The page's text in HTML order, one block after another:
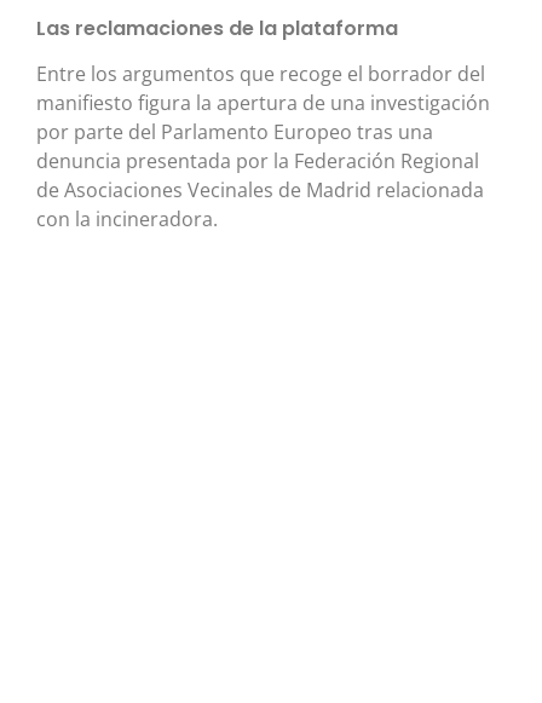
Las reclamaciones de la plataforma
Entre los argumentos que recoge el borrador del
manifiesto figura la apertura de una investigación
por parte del Parlamento Europeo tras una
denuncia presentada por la Federación Regional
de Asociaciones Vecinales de Madrid relacionada
con la incineradora.